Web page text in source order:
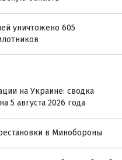
уничтожено 605
на Украине: сводка
5 августа 2026 года
в Минобороны